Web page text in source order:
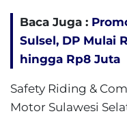
Baca Juga :
Sulsel, DP Mulai
hingga Rp8 Juta
Safety Riding &
Motor Sulawesi